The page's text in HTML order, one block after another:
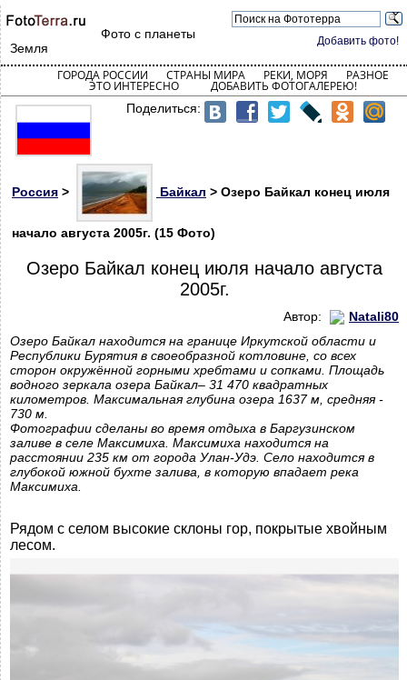
Добавить фото!
Фото с планеты
Земля
ГОРОДА РОССИИ СТРАНЫ МИРА РЕКИ, МОРЯ РАЗНОЕ
ЭТО ИНТЕРЕСНО ДОБАВИТЬ ФОТОГАЛЕРЕЮ!
Поделиться:
Россия > Байкал > Озеро Байкал конец июля
начало августа 2005г. (15 Фото)
Озеро Байкал конец июля начало августа
2005г.
Автор:
Natali80
Озеро Байкал находится на границе Иркутской области и
Республики Бурятия в своеобразной котловине, со всех
сторон окружённой горными хребтами и сопками. Площадь
водного зеркала озера Байкал– 31 470 квадратных
километров. Максимальная глубина озера 1637 м, средняя -
730 м.
Фотографии сделаны во время отдыха в Баргузинском
заливе в селе Максимиха. Максимиха находится на
расстоянии 235 км от города Улан-Удэ. Село находится в
глубокой южной бухте залива, в которую впадает река
Максимиха.
Рядом с селом высокие склоны гор, покрытые хвойным
лесом.